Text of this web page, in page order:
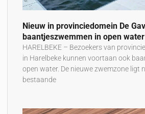
Nieuw in provinciedomein De
baantjeszwemmen in open water
HARELBEKE – Bezoekers van
in Harelbeke kunnen voortaan ook
open water. De nieuwe zwemzone ligt
bestaande